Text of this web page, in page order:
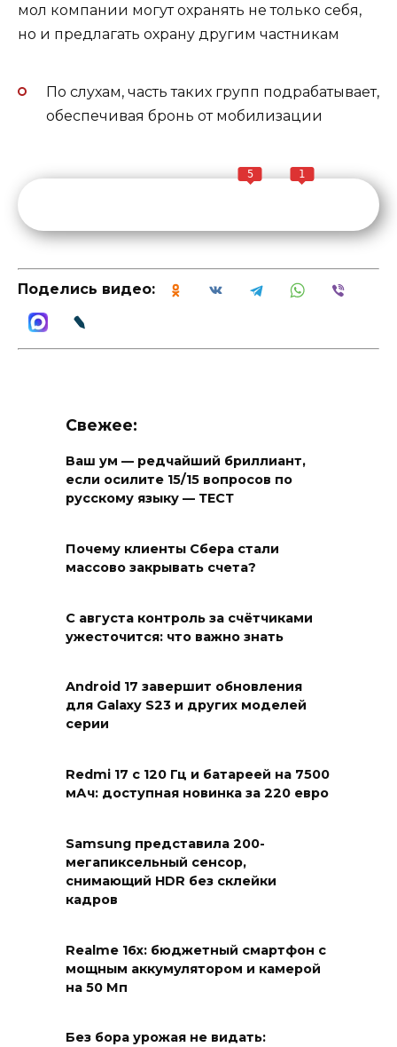
мол компании могут охранять не только себя,
но и предлагать охрану другим частникам
По слухам, часть таких групп подрабатывает,
обеспечивая бронь от мобилизации
5 1
Поделись видео:
Свежее:
Ваш ум — редчайший бриллиант,
если осилите 15/15 вопросов по
русскому языку — ТЕСТ
Почему клиенты Сбера стали
массово закрывать счета?
С августа контроль за счётчиками
ужесточится: что важно знать
Android 17 завершит обновления
для Galaxy S23 и других моделей
серии
Redmi 17 с 120 Гц и батареей на 7500
мАч: доступная новинка за 220 евро
Samsung представила 200-
мегапиксельный сенсор,
снимающий HDR без склейки
кадров
Realme 16x: бюджетный смартфон с
мощным аккумулятором и камерой
на 50 Мп
Без бора урожая не видать: